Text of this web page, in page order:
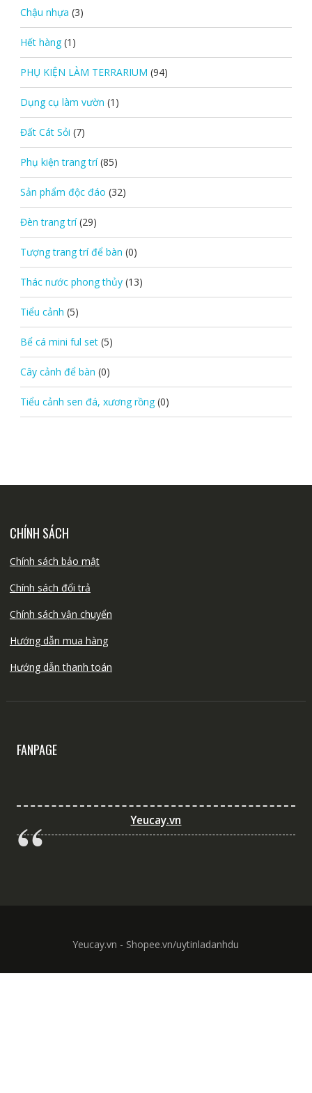
Chậu nhựa (3)
Hết hàng (1)
PHỤ KIỆN LÀM TERRARIUM (94)
Dụng cụ làm vườn (1)
Đất Cát Sỏi (7)
Phụ kiện trang trí (85)
Sản phẩm độc đáo (32)
Đèn trang trí (29)
Tượng trang trí để bàn (0)
Thác nước phong thủy (13)
Tiểu cảnh (5)
Bể cá mini ful set (5)
Cây cảnh để bàn (0)
Tiểu cảnh sen đá, xương rồng (0)
CHÍNH SÁCH
Chính sách bảo mật
Chính sách đổi trả
Chính sách vận chuyển
Hướng dẫn mua hàng
Hướng dẫn thanh toán
FANPAGE
Yeucay.vn
Yeucay.vn - Shopee.vn/uytinladanhdu